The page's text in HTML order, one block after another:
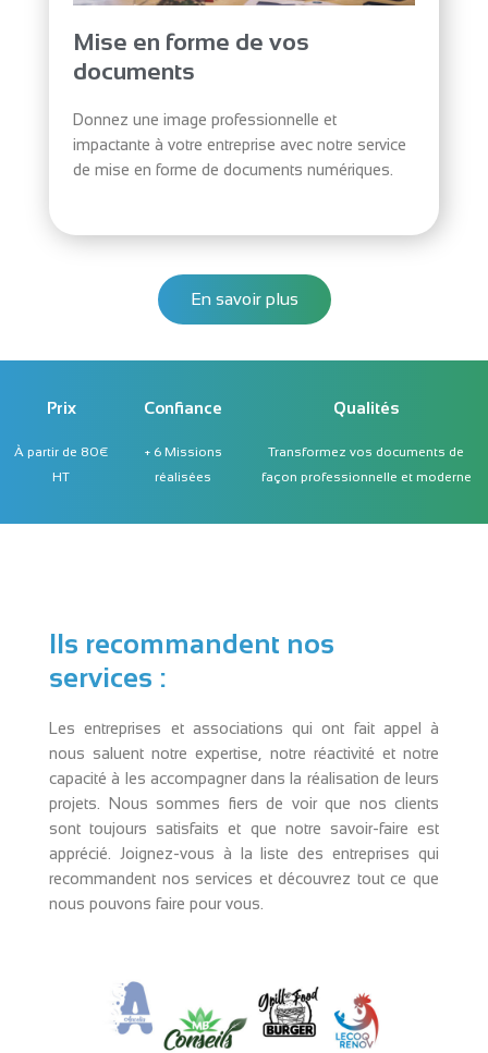
En savoir plus
Mise en forme de vos
documents
Donnez une image professionnelle et
impactante à votre entreprise avec notre service
de mise en forme de documents numériques.
Prix
À partir de 80€
HT
Confiance
+ 6 Missions
réalisées
Qualités
Transformez vos documents de
façon professionnelle et moderne
Ils recommandent nos
services :
Les entreprises et associations qui ont fait appel à
nous saluent notre expertise, notre réactivité et notre
capacité à les accompagner dans la réalisation de leurs
projets. Nous sommes fiers de voir que nos clients
sont toujours satisfaits et que notre savoir-faire est
apprécié. Joignez-vous à la liste des entreprises qui
recommandent nos services et découvrez tout ce que
nous pouvons faire pour vous.